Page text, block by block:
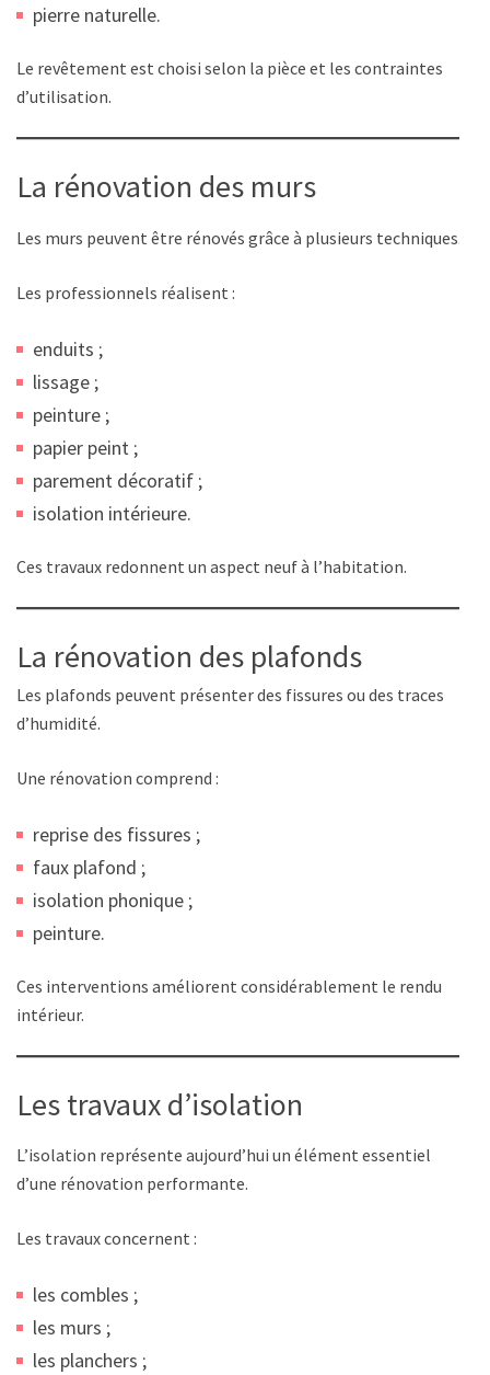
pierre naturelle.
Le revêtement est choisi selon la pièce et les contraintes
d’utilisation.
La rénovation des murs
Les murs peuvent être rénovés grâce à plusieurs techniques.
Les professionnels réalisent :
enduits ;
lissage ;
peinture ;
papier peint ;
parement décoratif ;
isolation intérieure.
Ces travaux redonnent un aspect neuf à l’habitation.
La rénovation des plafonds
Les plafonds peuvent présenter des fissures ou des traces
d’humidité.
Une rénovation comprend :
reprise des fissures ;
faux plafond ;
isolation phonique ;
peinture.
Ces interventions améliorent considérablement le rendu
intérieur.
Les travaux d’isolation
L’isolation représente aujourd’hui un élément essentiel
d’une rénovation performante.
Les travaux concernent :
les combles ;
les murs ;
les planchers ;